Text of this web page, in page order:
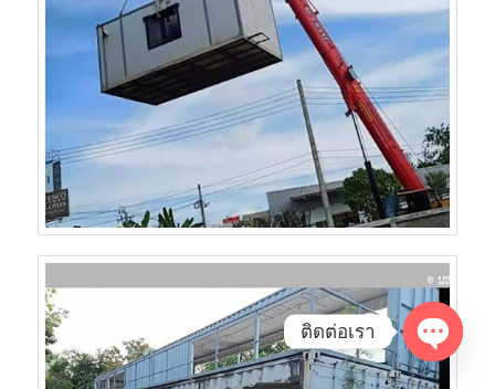
ติดต่อเรา
Open
chaty